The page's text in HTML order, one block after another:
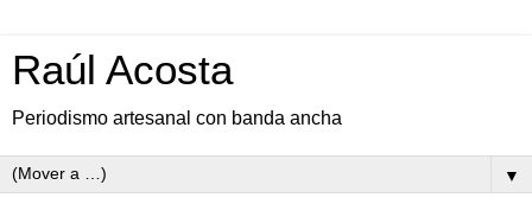
Raúl Acosta
Periodismo artesanal con banda ancha
▼